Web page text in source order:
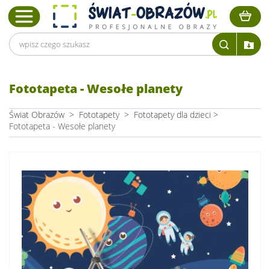
Fototapeta - Wesołe planety
Świat Obrazów > Fototapety > Fototapety dla dzieci >
Fototapeta - Wesołe planety